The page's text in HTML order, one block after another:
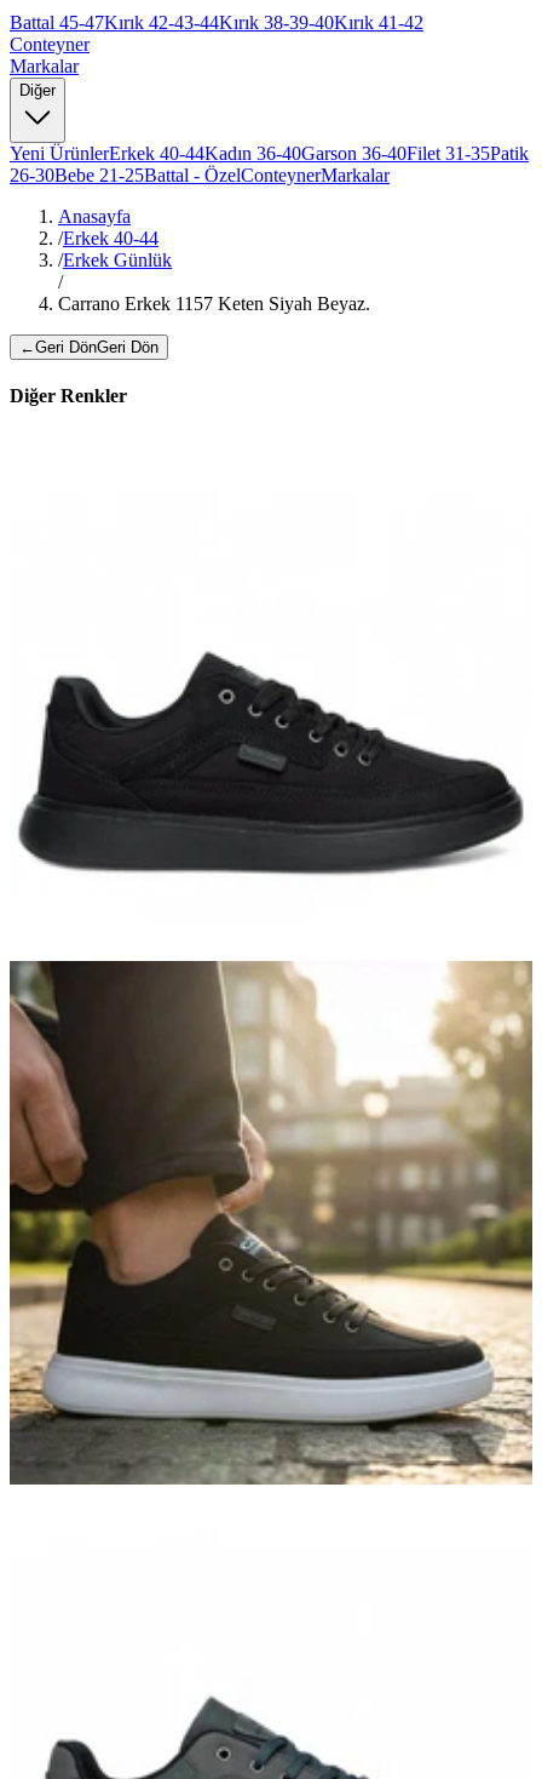
Battal 45-47Kırık 42-43-44Kırık 38-39-40Kırık 41-42
Conteyner
Markalar
Diğer
Yeni ÜrünlerErkek 40-44Kadın 36-40Garson 36-40Filet 31-35Patik
26-30Bebe 21-25Battal - ÖzelConteynerMarkalar
Anasayfa
/Erkek 40-44
/Erkek Günlük
/
Carrano Erkek 1157 Keten Siyah Beyaz.
←Geri DönGeri Dön
Diğer Renkler